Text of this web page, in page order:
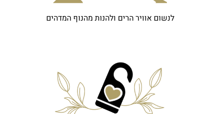
לנשום אוויר הרים ולהנות מהנוף המדהים